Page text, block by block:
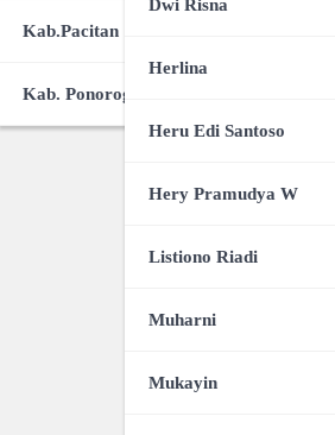
Kab.Pacitan
Kab. Ponorogo
Dwi Risna
Herlina
Heru Edi Santoso
Hery Pramudya W
Listiono Riadi
Muharni
Mukayin